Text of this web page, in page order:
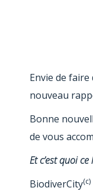
Envie de
nouveau
Bonne
de vous
Et c’est quoi
BiodiverCity(c)